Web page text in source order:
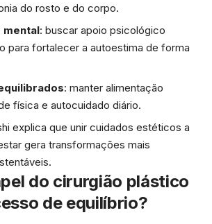
do rosto e do corpo.
mental: buscar apoio psicológico
para fortalecer a autoestima de forma
: manter alimentação
física e autocuidado diário.
explica que unir cuidados estéticos a
gera transformações mais
do cirurgião plástico
de equilíbrio?